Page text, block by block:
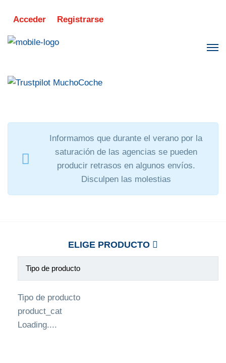
Acceder Registrarse
Informamos que durante el verano por la
saturación de las agencias se pueden
producir retrasos en algunos envíos.
Disculpen las molestias
ELIGE PRODUCTO
Tipo de producto
product_cat
Loading....